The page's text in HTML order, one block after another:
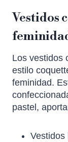
Vestidos
Los vestidos
estilo
feminidad.
pastel,
Vestidos